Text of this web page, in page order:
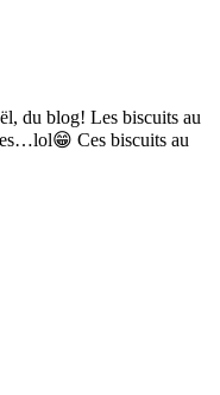
du blog! Les biscuits au
Ces biscuits au